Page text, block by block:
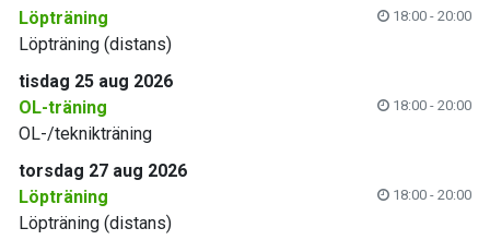
Löpträning
18:00 - 20:00
Löpträning (distans)
tisdag 25 aug 2026
OL-träning
18:00 - 20:00
OL-/teknikträning
torsdag 27 aug 2026
Löpträning
18:00 - 20:00
Löpträning (distans)